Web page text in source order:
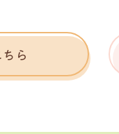
ら